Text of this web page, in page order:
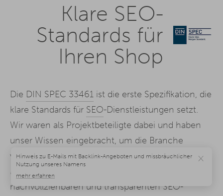
Klare SEO-
Standards für
Ihren Shop
Die DIN SPEC 33461 ist die erste Spezifikation, die
klare Standards für SEO-Dienstleistungen setzt.
Wir waren als Projektbeteiligte dabei und haben
unser Wissen eingebracht, um die Branche
weiterzuentwickeln.
Mit DREIKON profitieren Sie von
nachvollziehbaren und transparenten SEO-
×